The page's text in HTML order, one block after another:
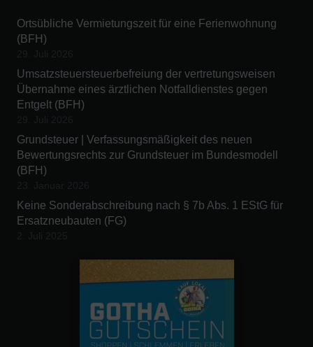
Ortsübliche Vermietungszeit für eine Ferienwohnung
(BFH)
29. Juli 2026
Umsatzsteuersteuerbefreiung der vertretungsweisen
Übernahme eines ärztlichen Notfalldienstes gegen
Entgelt (BFH)
29. Juli 2026
Grundsteuer | Verfassungsmäßigkeit des neuen
Bewertungsrechts zur Grundsteuer im Bundesmodell
(BFH)
23. Januar 2026
Keine Sonderabschreibung nach § 7b Abs. 1 EStG für
Ersatzneubauten (FG)
2. Juli 2025